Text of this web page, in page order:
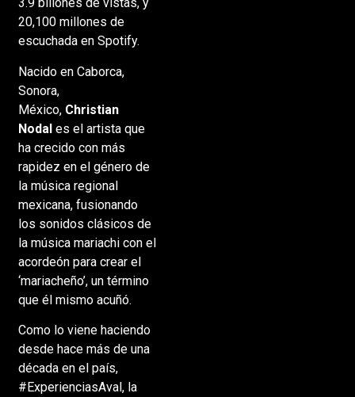
20,100 millones de
escuchada en Spotify.
Nacido en Caborca,
Sonora,
México, Christian
Nodales el artista que
ha crecido con más
rapidez en el género de
la música regional
mexicana, fusionando
los sonidos clásicos de
la música mariachi con el
acordeón para crear el
‘mariacheño’, un término
que él mismo acuñó.
Como lo viene haciendo
desde hace más de una
década en el país,
#ExperienciasAval, la